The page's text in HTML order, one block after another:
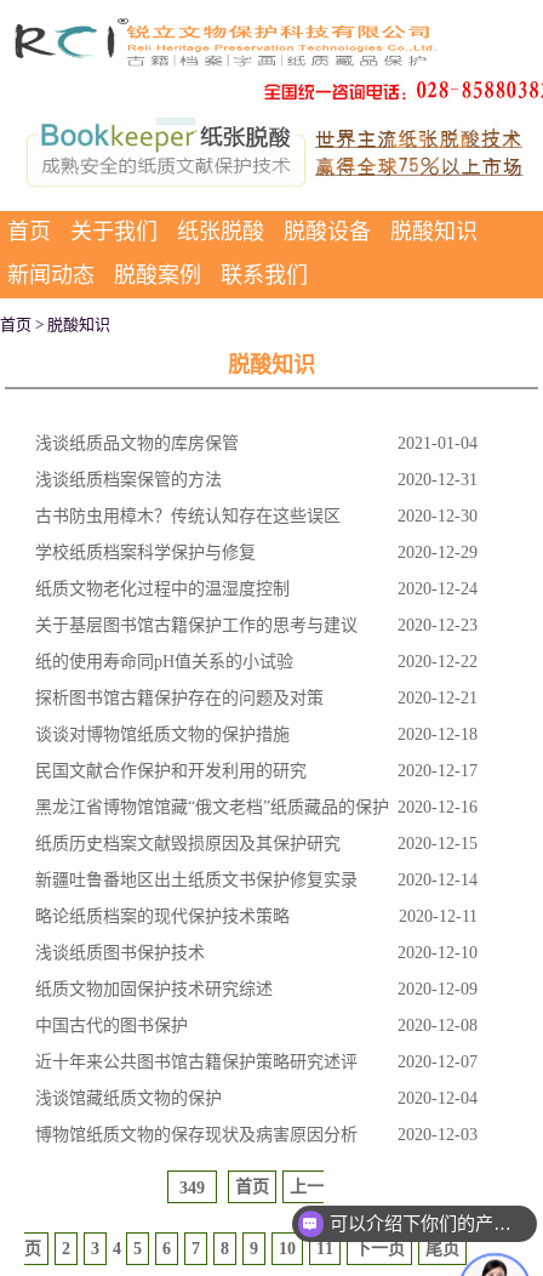
首页 关于我们 纸张脱酸 脱酸设备
脱酸知识
新闻动态
脱酸案例 联系我们
首页 > 脱酸知识
脱酸知识
浅谈纸质品文物的库房保管
2021-01-04
浅谈纸质档案保管的方法
2020-12-31
古书防虫用樟木？传统认知存在这些误区
2020-12-30
学校纸质档案科学保护与修复
2020-12-29
纸质文物老化过程中的温湿度控制
2020-12-24
关于基层图书馆古籍保护工作的思考与建议
2020-12-23
纸的使用寿命同pH值关系的小试验
2020-12-22
探析图书馆古籍保护存在的问题及对策
2020-12-21
谈谈对博物馆纸质文物的保护措施
2020-12-18
民国文献合作保护和开发利用的研究
2020-12-17
黑龙江省博物馆馆藏“俄文老档”纸质藏品的保护 2020-12-16
纸质历史档案文献毁损原因及其保护研究
2020-12-15
新疆吐鲁番地区出土纸质文书保护修复实录
2020-12-14
略论纸质档案的现代保护技术策略
2020-12-11
浅谈纸质图书保护技术
2020-12-10
纸质文物加固保护技术研究综述
2020-12-09
中国古代的图书保护
2020-12-08
近十年来公共图书馆古籍保护策略研究述评
2020-12-07
浅谈馆藏纸质文物的保护
2020-12-04
博物馆纸质文物的保存现状及病害原因分析
2020-12-03
349 首页 上一
页 2 3 4 5 6 7 8 9 10 11 下一页 尾页
可以介绍下你们的产品么？